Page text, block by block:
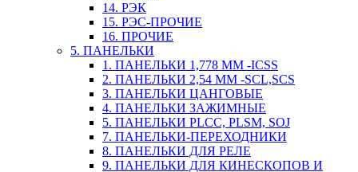
14. РЭК
15. РЭС-ПРОЧИЕ
16. ПРОЧИЕ
5. ПАНЕЛЬКИ
1. ПАНЕЛЬКИ 1,778 ММ -ICSS
2. ПАНЕЛЬКИ 2,54 ММ -SCL,SCS
3. ПАНЕЛЬКИ ЦАНГОВЫЕ
4. ПАНЕЛЬКИ ЗАЖИМНЫЕ
5. ПАНЕЛЬКИ PLCC, PLSM, SOJ
7. ПАНЕЛЬКИ-ПЕРЕХОДНИКИ
8. ПАНЕЛЬКИ ДЛЯ РЕЛЕ
9. ПАНЕЛЬКИ ДЛЯ КИНЕСКОПОВ И